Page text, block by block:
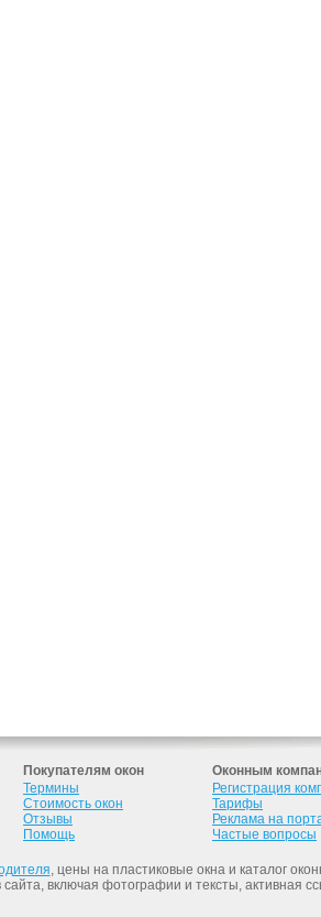
Покупателям окон Оконным
Термины
Стоимость окон
Отзывы
Помощь
Регистрация
Тарифы
Реклама на
Частые вопросы
, цены на пластиковые окна и каталог
включая фотографии и тексты, активная